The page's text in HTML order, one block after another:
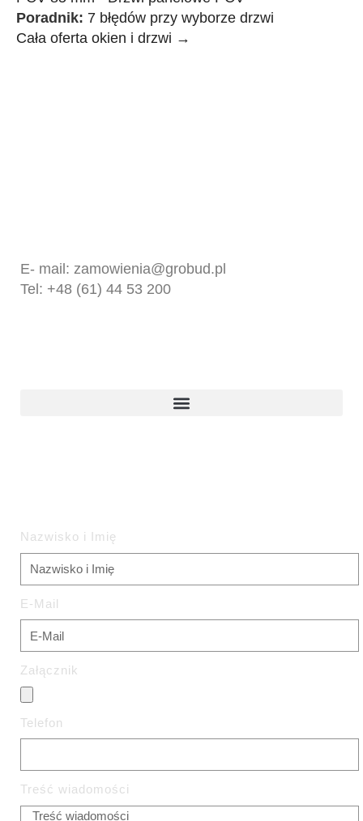
Poradnik: 7 błędów przy wyborze drzwi
Cała oferta okien i drzwi →
E- mail: zamowienia@grobud.pl
Tel: +48 (61) 44 53 200
Nazwisko i Imię
E-Mail
Załącznik
Telefon
Treść wiadomości